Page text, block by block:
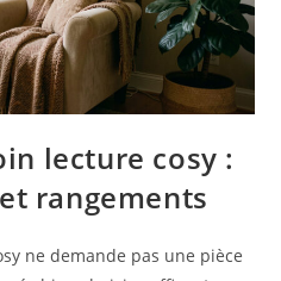
lecture cosy :
rangements
ne demande pas une pièce